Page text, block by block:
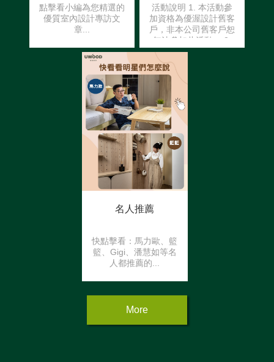
點擊看小編為您精選的
優質室內設計專訪文
章...
活動說明 1. 本活動參
加資格為優渥設計舊客
戶，非本公司舊客戶恕
無法參加此活動。 2.
舊客戶(推薦者)需於被
推薦者尚未簽約前至官
網完成【推薦資料】登
錄，方可參加本活動。
名人推薦
快點擊看：馬力歐、籃
籃、Gigi、潘慧如等名
人都推薦的...
More